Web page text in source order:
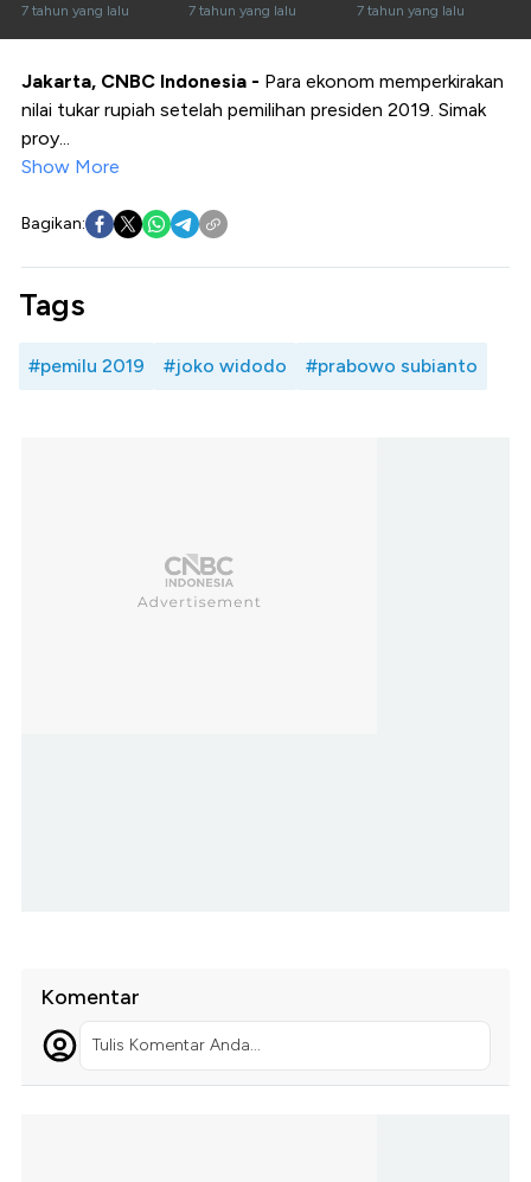
7 tahun yang lalu
Pihak
7 tahun yang lalu 7 tahun yang lalu
Jakarta, CNBC Indonesia - Para ekonom memperkirakan
nilai tukar rupiah setelah pemilihan presiden 2019. Simak
proy...
Show More
Bagikan:
Tags
#pemilu 2019 #joko widodo #prabowo subianto
Komentar
Tulis Komentar Anda...